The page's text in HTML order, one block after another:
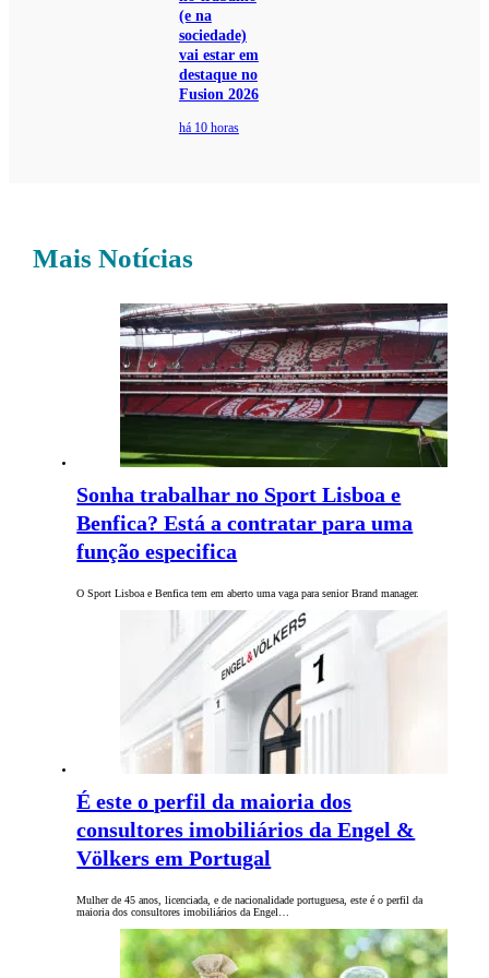
(e na
sociedade)
vai estar em
destaque no
Fusion 2026
há 10 horas
Mais Notícias
Sonha trabalhar no Sport Lisboa e
Benfica? Está a contratar para uma
função especifica
O Sport Lisboa e Benfica tem em aberto uma vaga para senior Brand manager.
É este o perfil da maioria dos
consultores imobiliários da Engel &
Völkers em Portugal
Mulher de 45 anos, licenciada, e de nacionalidade portuguesa, este é o perfil da
maioria dos consultores imobiliários da Engel…